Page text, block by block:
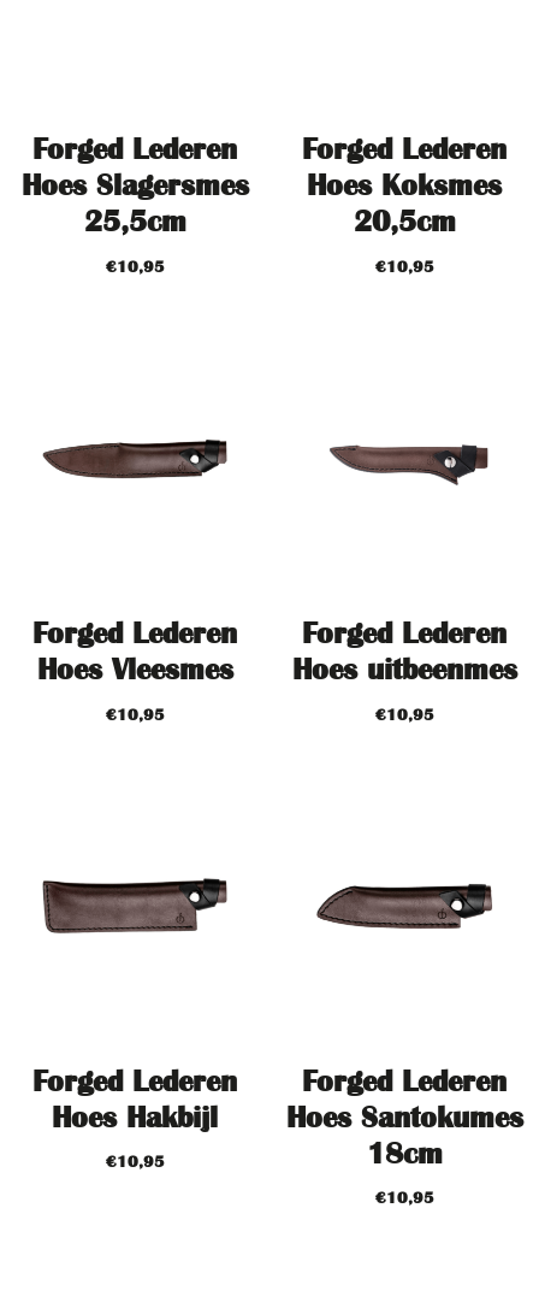
Forged Lederen
Hoes Slagersmes
25,5cm
€10,95
Forged Lederen
Hoes Koksmes
20,5cm
€10,95
Forged Lederen
Hoes Vleesmes
€10,95
Forged Lederen
Hoes uitbeenmes
€10,95
Forged Lederen
Hoes Hakbijl
€10,95
Forged Lederen
Hoes Santokumes
18cm
€10,95